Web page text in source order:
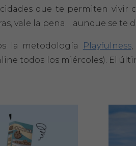
que te permiten vivir
vale la pena… aunque se te
la metodología Playfulness,
todos los miércoles). El